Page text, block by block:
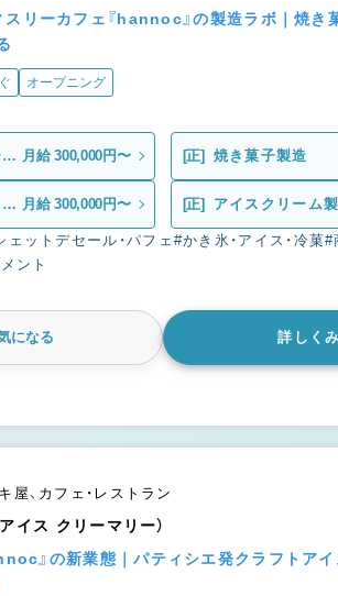
スリーカフェ『hannoc』の製造ラボ｜焼
オープニング
月給 300,000円〜 [正] 焼き菓子製造
月給 300,000円〜 [正] アイスクリーム
ェットデセール・パフェ#かき氷・アイス・冷菓#
ント
になる 詳しく
屋、カフェ・レストラン
イス クリーマリー）
』の新業態｜パティシエ発クラフトアイ